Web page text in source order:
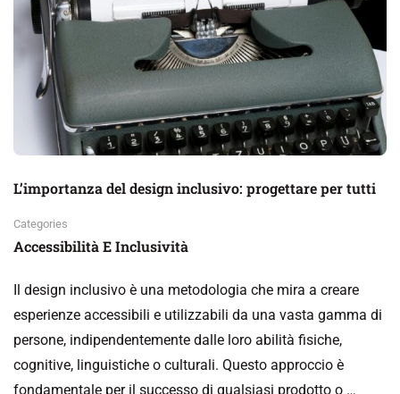
L’importanza del design inclusivo: progettare per tutti
Categories
Accessibilità E Inclusività
Il design inclusivo è una metodologia che mira a creare
esperienze accessibili e utilizzabili da una vasta gamma di
persone, indipendentemente dalle loro abilità fisiche,
cognitive, linguistiche o culturali. Questo approccio è
fondamentale per il successo di qualsiasi prodotto o …